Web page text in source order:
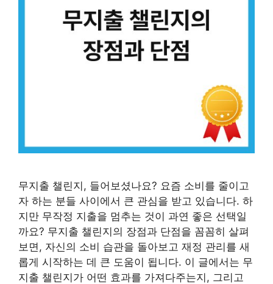
무지출 챌린지, 들어보셨나요? 요즘 소비를 줄이고
자 하는 분들 사이에서 큰 관심을 받고 있습니다. 하
지만 무작정 지출을 멈추는 것이 과연 좋은 선택일
까요? 무지출 챌린지의 장점과 단점을 꼼꼼히 살펴
보면, 자신의 소비 습관을 돌아보고 재정 관리를 새
롭게 시작하는 데 큰 도움이 됩니다. 이 글에서는 무
지출 챌린지가 어떤 효과를 가져다주는지, 그리고